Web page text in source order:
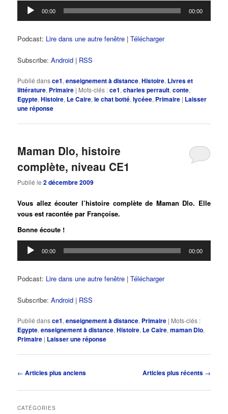
Lecteur
audio
00:00 00:00
Podcast: Lire dans une autre fenêtre |Télécharger
Subscribe:Android | RSS
Publié dansce1,enseignement à distance,Histoire, Livres et
littérature, Primaire | Mots-clés :ce1,charles perrault,conte,
Egypte,Histoire, Le Caire,le chat botté,lycéee, Primaire | Laisser
une réponse
Maman Dlo, histoire
complète, niveau CE1
Publié le2 décembre 2009
Vous allez écouter l’histoire complète de Maman Dlo. Elle
vous est racontée par Françoise.
Bonne écoute !
Lecteur
audio
00:00 00:00
Podcast: Lire dans une autre fenêtre |Télécharger
Subscribe:Android | RSS
Publié dansce1,enseignement à distance, Primaire | Mots-clés :
Egypte,enseignement à distance,Histoire, Le Caire,maman Dlo,
Primaire | Laisser une réponse
Navigation
articles
← Articles plus anciens Articles plus récents →
CATÉGORIES